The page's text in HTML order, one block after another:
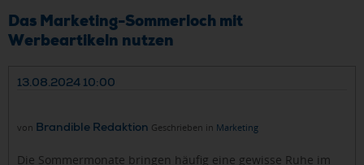
Das Marketing-Sommerloch mit
Werbeartikeln nutzen
13.08.2024 10:00
von Brandible Redaktion Geschrieben in Marketing
Die Sommermonate bringen häufig eine gewisse Ruhe im